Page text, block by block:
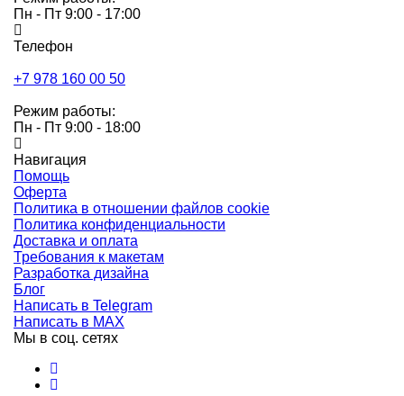
Пн - Пт 9:00 - 17:00
Телефон
+7 978 160 00 50
Режим работы:
Пн - Пт 9:00 - 18:00
Навигация
Помощь
Оферта
Политика в отношении файлов cookie
Политика конфиденциальности
Доставка и оплата
Требования к макетам
Разработка дизайна
Блог
Написать в Telegram
Написать в MAX
Мы в соц. сетях